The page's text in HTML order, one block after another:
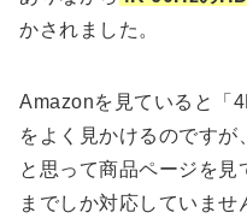
かされました。
Amazonを見ていると「
をよく見かけるのですが
と思って商品ページを
までしか対応していま